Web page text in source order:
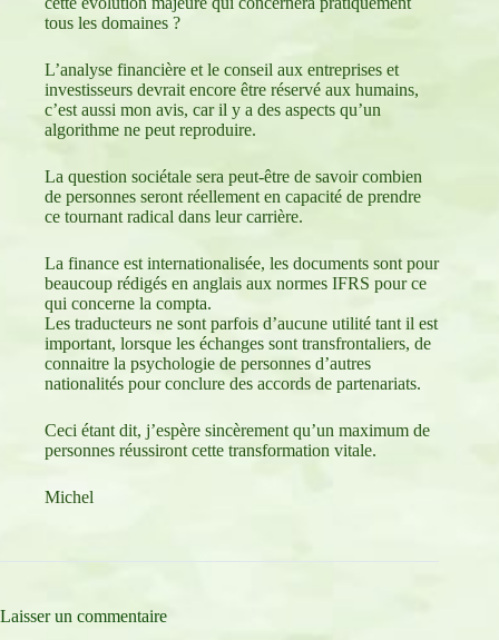
tous les domaines ?
L’analyse financière et le conseil aux entreprises et
investisseurs devrait encore être réservé aux humains,
c’est aussi mon avis, car il y a des aspects qu’un
algorithme ne peut reproduire.
La question sociétale sera peut-être de savoir combien
de personnes seront réellement en capacité de prendre
ce tournant radical dans leur carrière.
La finance est internationalisée, les documents sont pour
beaucoup rédigés en anglais aux normes IFRS pour ce
qui concerne la compta.
Les traducteurs ne sont parfois d’aucune utilité tant il est
important, lorsque les échanges sont transfrontaliers, de
connaitre la psychologie de personnes d’autres
nationalités pour conclure des accords de partenariats.
Ceci étant dit, j’espère sincèrement qu’un maximum de
personnes réussiront cette transformation vitale.
Michel
Laisser un commentaire